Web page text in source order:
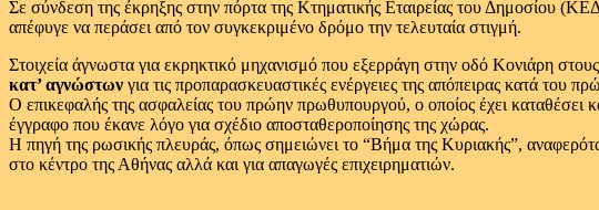
Σε σύνδεση της έκρηξης στην πόρτα της Κτηματικής Εταιρείας του Δημοσίου
απέφυγε να περάσει από τον συγκεκριμένο δρόμο την τελευταία στιγμή.
Στοιχεία άγνωστα για εκρηκτικό μηχανισμό που εξερράγη στην οδό Κονιάρη
κατ’ αγνώστων για τις προπαρασκευαστικές ενέργειες της απόπειρας κατά του
Ο επικεφαλής της ασφαλείας του πρώην πρωθυπουργού, ο οποίος έχει καταθέσει
έγγραφο που έκανε λόγο για σχέδιο αποσταθεροποίησης της χώρας.
Η πηγή της ρωσικής πλευράς, όπως σημειώνει το “Βήμα της Κυριακής”,
στο κέντρο της Αθήνας αλλά και για απαγωγές επιχειρηματιών.